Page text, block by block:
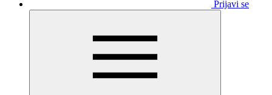
Prijavi se